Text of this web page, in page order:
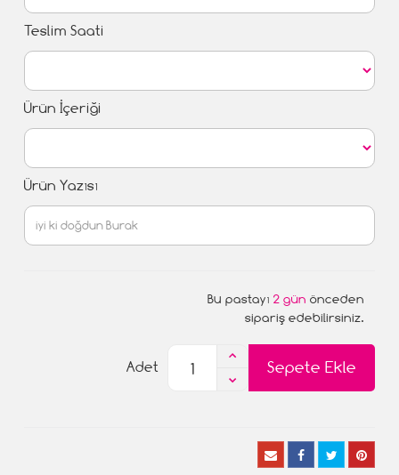
Teslim Saati
Ürün İçeriği
Ürün Yazısı
Bu pastayı 2 gün önceden
sipariş edebilirsiniz.
Sepete Ekle
Adet